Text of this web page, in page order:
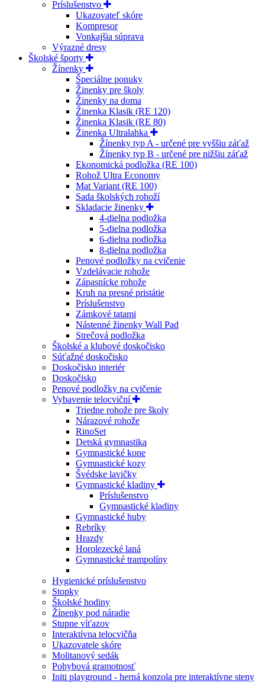
Príslušenstvo
Ukazovateľ skóre
Kompresor
Vonkajšia súprava
Výrazné dresy
Školské športy
Žínenky
Špeciálne ponuky
Žinenky pre školy
Žinenky na doma
Žinenka Klasik (RE 120)
Žinenka Klasik (RE 80)
Žinenka Ultralahka
Žínenky typ A - určené pre vyššiu záťaž
Žínenky typ B - určené pre nižšiu záťaž
Ekonomická podložka (RE 100)
Rohož Ultra Economy
Mat Variant (RE 100)
Sada školských rohoží
Skladacie žinenky
4-dielna podložka
5-dielna podložka
6-dielna podložka
8-dielna podložka
Penové podložky na cvičenie
Vzdelávacie rohože
Zápasnícke rohože
Kruh na presné pristátie
Príslušenstvo
Zámkové tatami
Nástenné žinenky Wall Pad
Strečová podložka
Školské a klubové doskočisko
Súťažné doskočisko
Doskočisko interiér
Doskočisko
Penové podložky na cvičenie
Vybavenie telocviční
Triedne rohože pre školy
Nárazové rohože
RinoSet
Detská gymnastika
Gymnastické kone
Gymnastické kozy
Švédske lavičky
Gymnastické kladiny
Príslušenstvo
Gymnastické kladiny
Gymnastické huby
Rebríky
Hrazdy
Horolezecké laná
Gymnastické trampolíny
Hygienické príslušenstvo
Stopky
Školské hodiny
Žínenky pod náradie
Stupne víťazov
Interaktívna telocvičňa
Ukazovatele skóre
Molitanový sedák
Pohybová gramotnosť
Initi playground - herná konzola pre interaktívne steny